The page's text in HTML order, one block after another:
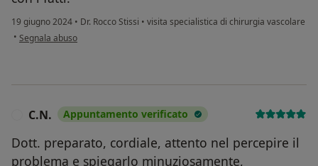
19 giugno 2024 • Dr. Rocco Stissi • visita specialistica di chirurgia vascolare
• secondo l'opinione dell'utente Silvia
Segnala abuso
C.N. Appuntamento verificato
Dott. preparato, cordiale, attento nel percepire il
problema e spiegarlo minuziosamente,